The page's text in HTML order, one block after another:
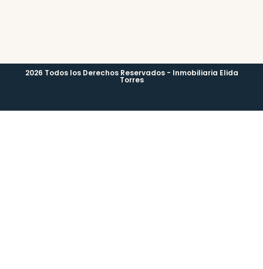
2026 Todos los Derechos Reservados - Inmobiliaria Elida
Torres